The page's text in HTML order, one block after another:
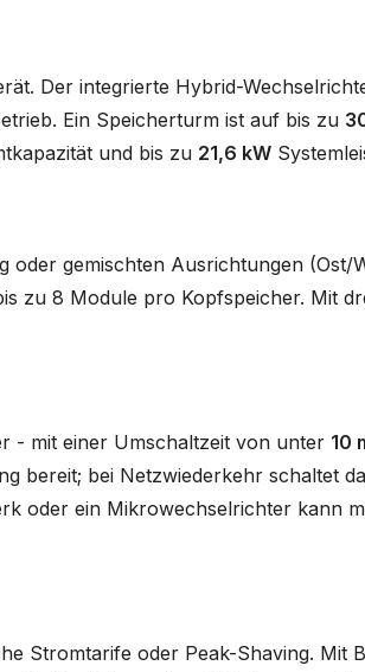
Der integrierte Hybrid-
Ein Speicherturm ist auf bis zu
und bis zu 21,6 kW
gemischten Ausrichtungen (Ost/
zu 8 Module pro Kopfspeicher. Mit
- mit einer Umschaltzeit von unter 10
bereit; bei Netzwiederkehr schaltet
oder ein Mikrowechselrichter kann
Stromtarife oder Peak-Shaving. Mit